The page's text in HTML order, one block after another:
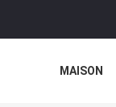
MAISON